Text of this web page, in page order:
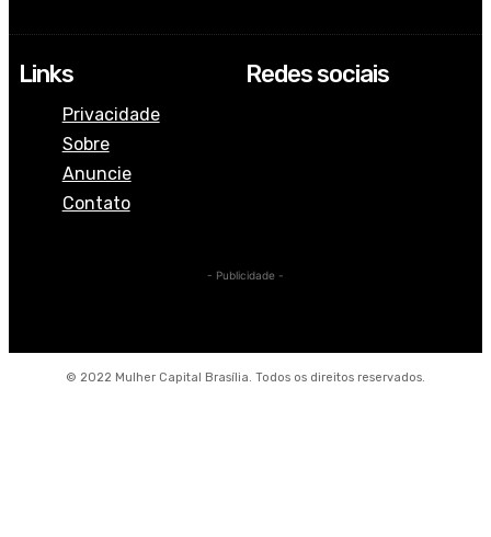
Links
Privacidade
Sobre
Anuncie
Contato
Redes sociais
- Publicidade -
© 2022 Mulher Capital Brasília. Todos os direitos reservados.